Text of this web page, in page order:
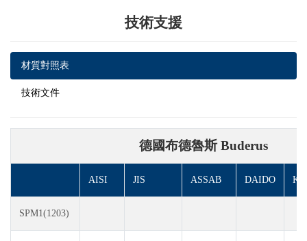
技術支援
材質對照表
技術文件
德國布德魯斯 Buderus
AISI JIS ASSAB DAIDO
SPM1(1203)